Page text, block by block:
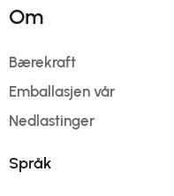
Om
Bærekraft
Emballasjen vår
Nedlastinger
Språk